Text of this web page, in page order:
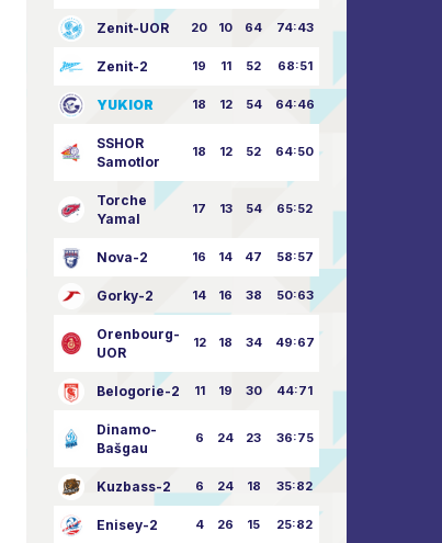
Zenit-UOR 20 10 64 74:43
Zenit-2 19 11 52 68:51
YUKIOR 18 12 54 64:46
SSHOR
Samotlor
18 12 52 64:50
Torche
Yamal
17 13 54 65:52
Nova-2 16 14 47 58:57
Gorky-2 14 16 38 50:63
Orenbourg-
UOR
12 18 34 49:67
Belogorie-2 11 19 30 44:71
Dinamo-
Bašgau
6 24 23 36:75
Kuzbass-2 6 24 18 35:82
Enisey-2 4 26 15 25:82